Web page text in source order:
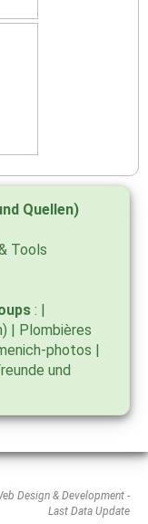
Quellen)
Tools
: |
| Plombières
photos |
und
Design & Development -
Last Data Update